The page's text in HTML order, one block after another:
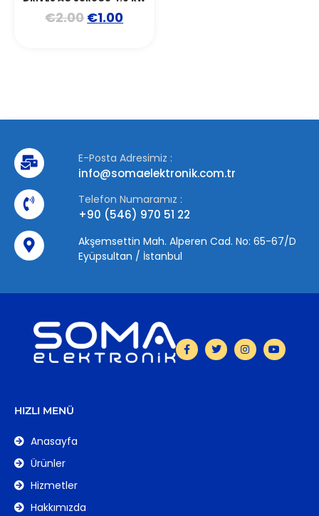
€2.00 €1.00
E-Posta Adresimiz :
info@somaelektronik.com.tr
Telefon Numaramız :
+90 (546) 970 51 22
Akşemsettin Mah. Alperen Cad. No: 65-67/D
Eyüpsultan / İstanbul
HIZLI MENÜ
Anasayfa
Ürünler
Hizmetler
Hakkımızda